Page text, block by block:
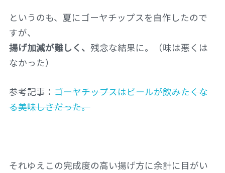
というのも、夏にゴーヤチップスを自作したので
すが、
揚げ加減が難しく、 残念な結果に。（味は悪くは
なかった）
参考記事：ゴーヤチップスはビールが飲みたくな
る美味しさだった。
それゆえこの完成度の高い揚げ方に余計に目がい